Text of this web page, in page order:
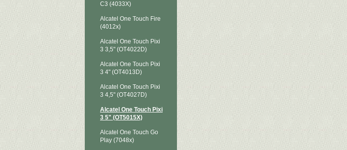
C3 (4033X)
Alcatel One Touch Fire
(4012x)
Alcatel One Touch Pixi
3 3,5" (OT4022D)
Alcatel One Touch Pixi
3 4" (OT4013D)
Alcatel One Touch Pixi
3 4,5" (OT4027D)
Alcatel One Touch Pixi
3 5" (OT5015X)
Alcatel One Touch Go
Play (7048x)